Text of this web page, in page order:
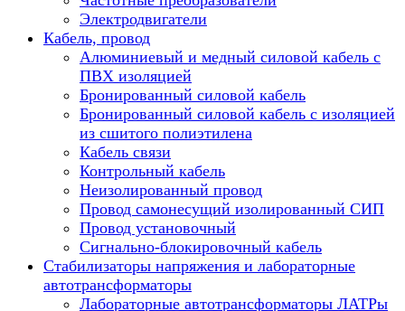
Электродвигатели
Кабель, провод
Алюминиевый и медный силовой кабель с
ПВХ изоляцией
Бронированный силовой кабель
Бронированный силовой кабель с изоляцией
из сшитого полиэтилена
Кабель связи
Контрольный кабель
Неизолированный провод
Провод самонесущий изолированный СИП
Провод установочный
Сигнально-блокировочный кабель
Стабилизаторы напряжения и лабораторные
автотрансформаторы
Лабораторные автотрансформаторы ЛАТРы